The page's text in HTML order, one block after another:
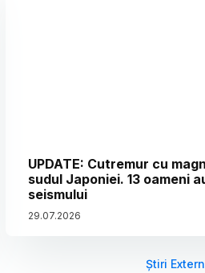
UPDATE: Cutremur cu
sudul Japoniei. 13 oameni
seismului
29.07.2026
Știri